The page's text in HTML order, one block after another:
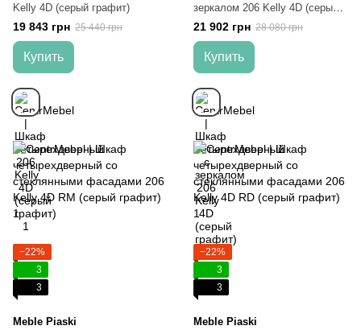
Kelly 4D (серый графит)
19 843 грн 25 440 грн
Купить
зеркалом 206 Kelly 4D (серый
графит)
21 902 грн 28 080 грн
Купить
−22%
3
3
Meble Piaski
−22%
3
3
Meble Piaski